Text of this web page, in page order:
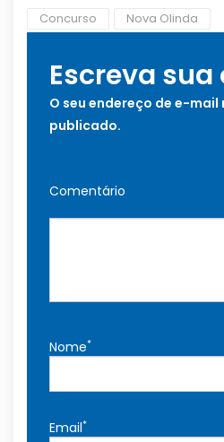
Concurso Nova Olinda
Escreva
O seu endereço de e-mail
publicado.
Comentário
Nome*
Email*